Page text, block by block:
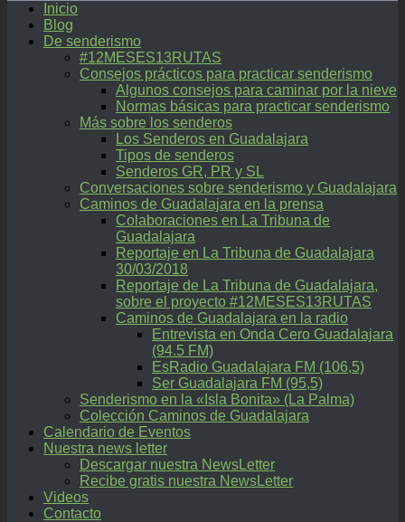
Inicio
Blog
De senderismo
#12MESES13RUTAS
Consejos prácticos para practicar senderismo
Algunos consejos para caminar por la nieve
Normas básicas para practicar senderismo
Más sobre los senderos
Los Senderos en Guadalajara
Tipos de senderos
Senderos GR, PR y SL
Conversaciones sobre senderismo y Guadalajara
Caminos de Guadalajara en la prensa
Colaboraciones en La Tribuna de
Guadalajara
Reportaje en La Tribuna de Guadalajara
30/03/2018
Reportaje de La Tribuna de Guadalajara,
sobre el proyecto #12MESES13RUTAS
Caminos de Guadalajara en la radio
Entrevista en Onda Cero Guadalajara
(94.5 FM)
EsRadio Guadalajara FM (106,5)
Ser Guadalajara FM (95,5)
Senderismo en la «Isla Bonita» (La Palma)
Colección Caminos de Guadalajara
Calendario de Eventos
Nuestra news letter
Descargar nuestra NewsLetter
Recibe gratis nuestra NewsLetter
Videos
Contacto